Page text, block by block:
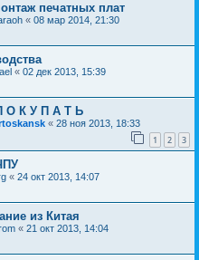
печатных плат
« 08 мар 2014, 21:30
« 02 дек 2013, 15:39
О К У П А Т Ь
« 28 ноя 2013, 18:33
1 2 3
« 24 окт 2013, 14:07
из Китая
« 21 окт 2013, 14:04